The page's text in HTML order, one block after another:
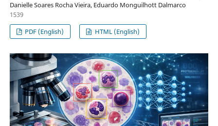
Danielle Soares Rocha Vieira, Eduardo Monguilhott Dalmarco
1539
PDF (English)
HTML (English)